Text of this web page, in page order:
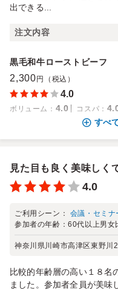
出できる...
注文内容
黒毛和牛ローストビーフ
2,300 円（税込）
4.0
ボリューム ： 4.0 コスパ ：
すべ
見た目も良く美味しく
4.0
ご利用シーン： 会議・セミナ
参加者の年齢：60代以上男女
神奈川県川崎市高津区東野川
比較的年齢層の高い１８名
ました。参加者全員が美味